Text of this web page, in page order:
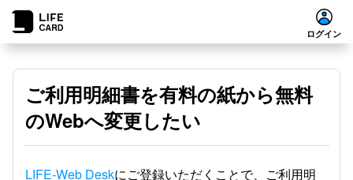
ログイン
ご利用明細書を有料の紙から無料
のWebへ変更したい
LIFE-Web Deskにご登録いただくことで、ご利用明